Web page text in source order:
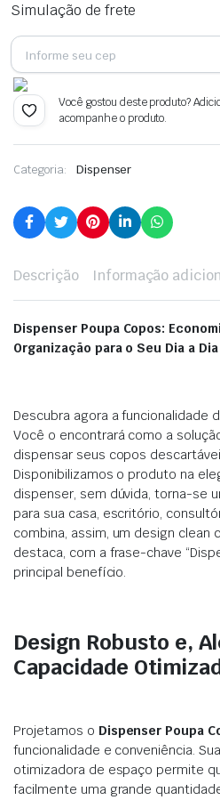
Simulação de frete
Você gostou deste produto?
acompanhe o produto.
Categoria: Dispenser
Descrição Informação
Dispenser Poupa Copos:
Organização para o Seu Dia a Dia
Descubra agora a funcionalidade
Você o encontrará como a
dispensar seus copos
Disponibilizamos o produto na
dispenser, sem dúvida, torna-se
para sua casa, escritório,
combina, assim, um design clean
destaca, com a frase-chave
principal benefício.
Design Robusto e,
Capacidade
Projetamos o Dispenser Poupa
funcionalidade e conveniência.
otimizadora de espaço permite
facilmente uma grande